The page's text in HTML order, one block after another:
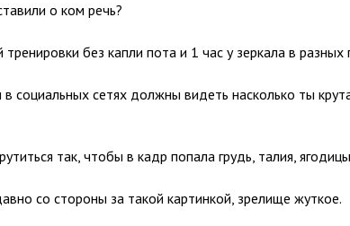
о ком речь?
тренировки без капли пота и 1 час у зеркала в разных
в социальных сетях должны видеть насколько ты
так, чтобы в кадр попала грудь, талия,
со стороны за такой картинкой, зрелище жуткое.